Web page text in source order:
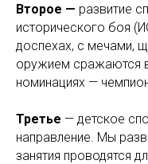
Второе — развитие
исторического боя
доспехах, с мечами,
оружием сражаются
номинациях —
Третье — детское
направление. Мы
занятия проводятся